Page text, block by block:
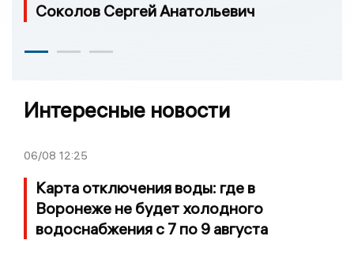
Соколов Сергей Анатольевич
Интересные новости
06/08 12:25
Карта отключения воды: где в
Воронеже не будет холодного
водоснабжения с 7 по 9 августа